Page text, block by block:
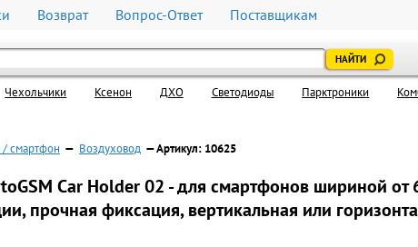
Возврат Вопрос-Ответ Поставщикам
Чехольчики Ксенон ДХО Светодиоды Парктроники
смартфон — Воздуховод — Артикул: 10625
Car Holder 02 - для смартфонов шириной от
прочная фиксация, вертикальная или